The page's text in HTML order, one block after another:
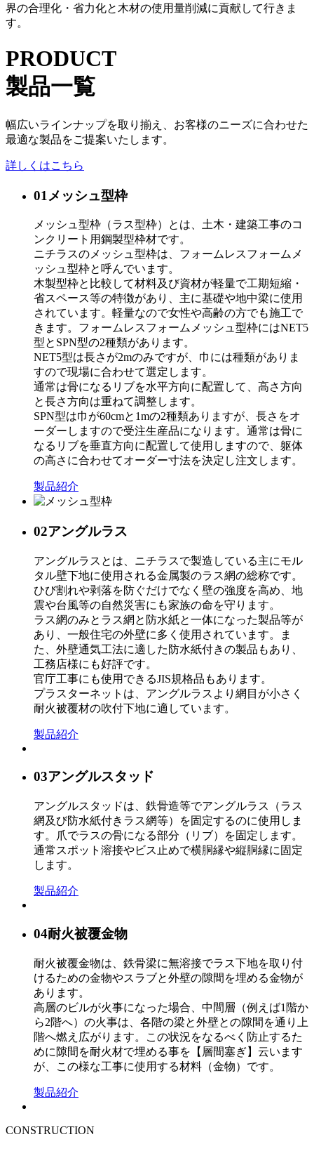
界の合理化・省力化と木材の使用量削減に貢献して行きま
す。
PRODUCT
製品一覧
幅広いラインナップを取り揃え、お客様のニーズに合わせた
最適な製品をご提案いたします。
詳しくはこちら
01 メッシュ型枠
メッシュ型枠（ラス型枠）とは、土木・建築工事のコ
ンクリート用鋼製型枠材です。
ニチラスのメッシュ型枠は、フォームレスフォームメ
ッシュ型枠と呼んでいます。
木製型枠と比較して材料及び資材が軽量で工期短縮・
省スペース等の特徴があり、主に基礎や地中梁に使用
されています。軽量なので女性や高齢の方でも施工で
きます。フォームレスフォームメッシュ型枠にはNET5
型とSPN型の2種類があります。
NET5型は長さが2mのみですが、巾には種類がありま
すので現場に合わせて選定します。
通常は骨になるリブを水平方向に配置して、高さ方向
と長さ方向は重ねて調整します。
SPN型は巾が60cmと1mの2種類ありますが、長さをオ
ーダーしますので受注生産品になります。通常は骨に
なるリブを垂直方向に配置して使用しますので、躯体
の高さに合わせてオーダー寸法を決定し注文します。
製品紹介
02アングルラス
アングルラスとは、ニチラスで製造している主にモル
タル壁下地に使用される金属製のラス網の総称です。
ひび割れや剥落を防ぐだけでなく壁の強度を高め、地
震や台風等の自然災害にも家族の命を守ります。
ラス網のみとラス網と防水紙と一体になった製品等が
あり、一般住宅の外壁に多く使用されています。ま
た、外壁通気工法に適した防水紙付きの製品もあり、
工務店様にも好評です。
官庁工事にも使用できるJIS規格品もあります。
プラスターネットは、アングルラスより網目が小さく
耐火被覆材の吹付下地に適しています。
製品紹介
03アングルスタッド
アングルスタッドは、鉄骨造等でアングルラス（ラス
網及び防水紙付きラス網等）を固定するのに使用しま
す。爪でラスの骨になる部分（リブ）を固定します。
通常スポット溶接やビス止めで横胴縁や縦胴縁に固定
します。
製品紹介
04耐火被覆金物
耐火被覆金物は、鉄骨梁に無溶接でラス下地を取り付
けるための金物やスラブと外壁の隙間を埋める金物が
あります。
高層のビルが火事になった場合、中間層（例えば1階か
ら2階へ）の火事は、各階の梁と外壁との隙間を通り上
階へ燃え広がります。この状況をなるべく防止するた
めに隙間を耐火材で埋める事を【層間塞ぎ】云います
が、この様な工事に使用する材料（金物）です。
製品紹介
CONSTRUCTION